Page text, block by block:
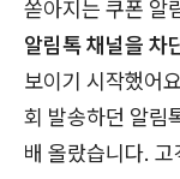
쏟아지는 쿠폰 알
알림톡 채널을 차
보이기 시작했어
회 발송하던 알림
배 올랐습니다.